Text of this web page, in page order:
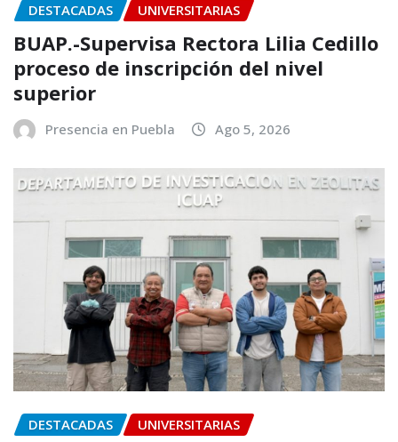
DESTACADAS UNIVERSITARIAS
BUAP.-Supervisa Rectora Lilia Cedillo
proceso de inscripción del nivel
superior
Presencia en Puebla Ago 5, 2026
DESTACADAS UNIVERSITARIAS